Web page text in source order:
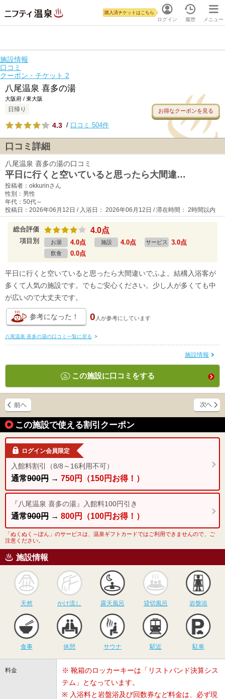
ログイン
購入済チケットはこちら
履歴 メニュー
施設情報
口コミ
クーポン・チケット 2
八尾温泉 喜多の湯
大阪府 / 東大阪
日帰り お得なクーポンを見る
4.3 / 口コミ 504件
口コミ詳細
八尾温泉 喜多の湯の口コミ
平日に行くと空いていると思ったら大間違…
投稿者：okkurinさん
性別：男性
年代：50代～
投稿日：2026年06月12日 / 入浴日： 2026年06月12日 / 滞在時間： 2時間以内
総合評価 4.0点
項目別 お湯 4.0点 施設 4.0点 サービス 3.0点
飲食 0.0点
平日に行くと空いていると思ったら大間違いでふよ。結構入浴客が
多くて人気の施設です。でもご安心ください。少し人が多くても中
が広いので大丈夫です。
参考になった！ 0 人が参考にしています
八尾温泉 喜多の湯の口コミ一覧に戻る >
施設情報
この施設に口コミをする
この施設で使える割引クーポン
ログイン会員限定
入館料割引（8/8～16利用不可）
通常900円 → 750円（150円お得！）
『八尾温泉 喜多の湯』入館料100円引き
通常900円 → 800円（100円お得！）
「ぬくぬく～ぽん」のサービスは、温泉ギフトカードではご利用できませんので、ご
注意ください。
施設情報
天然
かけ流し
かけ流し
露天風呂
露天風呂
貸切風呂
貸切風呂 岩盤浴
食事 休憩
サウナ
サウナ 駅近 駐車
料金
※ 靴箱のロッカーキーは「リストバンド決算シス
テム」となっています。
※ 入浴料と岩盤浴及び回数券など料金は、必ず現